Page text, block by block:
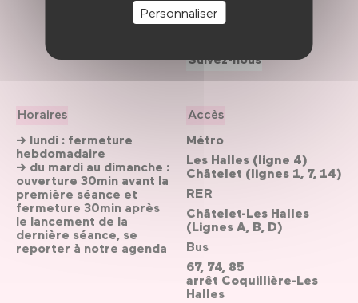
Personnaliser
Horaires
→ lundi : fermeture
hebdomadaire
→ du mardi au dimanche :
ouverture 30min avant la
première séance et
fermeture 30min après
le lancement de la
dernière séance, se
reporter à notre agenda
Accès
Métro
Les Halles (ligne 4)
Châtelet (lignes 1, 7, 14)
RER
Châtelet-Les Halles
(Lignes A, B, D)
Bus
67, 74, 85
arrêt Coquillière-Les
Halles
Archives de la
Suivez-nous